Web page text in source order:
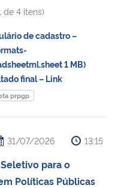
4 itens)
de cadastro –
1 MB)
final – Link
prpgp
31/07/2026 13:15
para o
Políticas Públicas